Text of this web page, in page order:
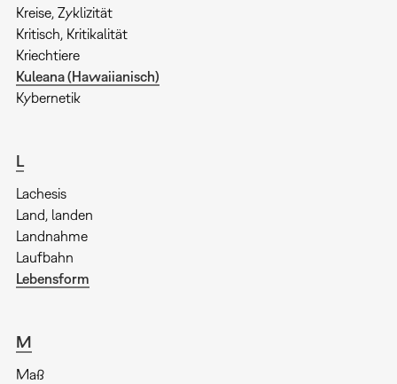
Kreise, Zyklizität
Kritisch, Kritikalität
Kriechtiere
Kuleana (Hawaiianisch)
Kybernetik
L
Lachesis
Land, landen
Landnahme
Laufbahn
Lebensform
M
Maß